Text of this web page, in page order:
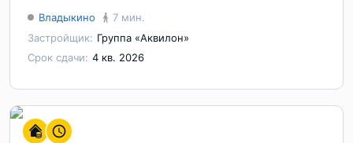
Владыкино
7 мин.
Застройщик: Группа «Аквилон»
Срок сдачи: 4 кв. 2026